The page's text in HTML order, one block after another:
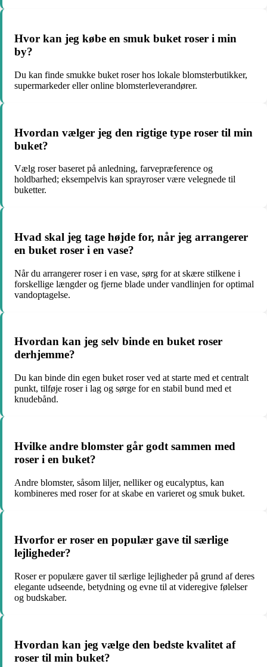
Hvor kan jeg købe en smuk buket roser i min
by?
Du kan finde smukke buket roser hos lokale blomsterbutikker,
supermarkeder eller online blomsterleverandører.
Hvordan vælger jeg den rigtige type roser til min
buket?
Vælg roser baseret på anledning, farvepræference og
holdbarhed; eksempelvis kan sprayroser være velegnede til
buketter.
Hvad skal jeg tage højde for, når jeg arrangerer
en buket roser i en vase?
Når du arrangerer roser i en vase, sørg for at skære stilkene i
forskellige længder og fjerne blade under vandlinjen for optimal
vandoptagelse.
Hvordan kan jeg selv binde en buket roser
derhjemme?
Du kan binde din egen buket roser ved at starte med et centralt
punkt, tilføje roser i lag og sørge for en stabil bund med et
knudebånd.
Hvilke andre blomster går godt sammen med
roser i en buket?
Andre blomster, såsom liljer, nelliker og eucalyptus, kan
kombineres med roser for at skabe en varieret og smuk buket.
Hvorfor er roser en populær gave til særlige
lejligheder?
Roser er populære gaver til særlige lejligheder på grund af deres
elegante udseende, betydning og evne til at videregive følelser
og budskaber.
Hvordan kan jeg vælge den bedste kvalitet af
roser til min buket?